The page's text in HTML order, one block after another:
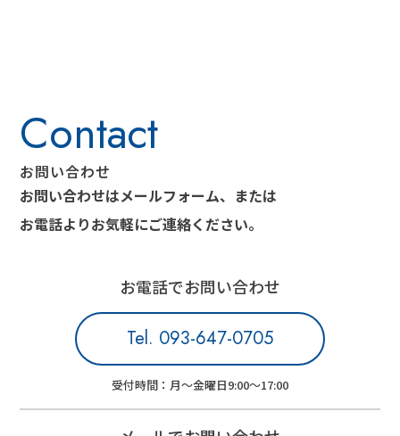
お問い合わせ
お問い合わせはメールフォーム、または
お電話よりお気軽にご連絡ください。
お電話でお問い合わせ
Tel. 093-647-0705
受付時間：月～金曜日9:00～17:00